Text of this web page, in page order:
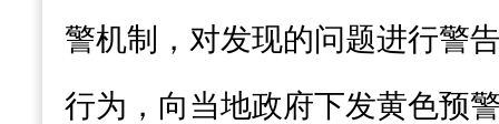
警机制，对发现的问题进行警
行为，向当地政府下发黄色预